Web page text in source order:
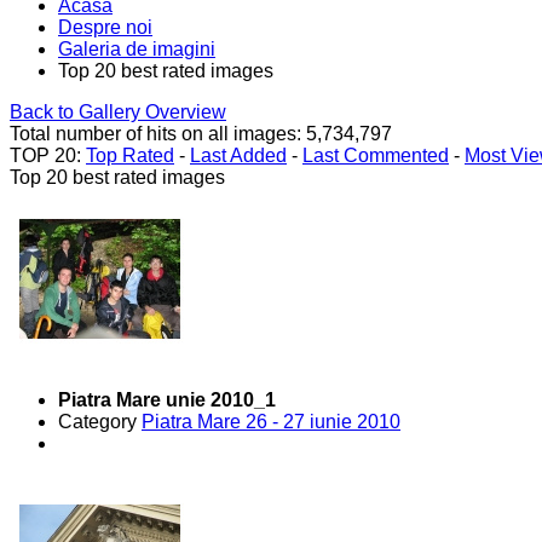
Acasa
Despre noi
Galeria de imagini
Top 20 best rated images
Back to Gallery Overview
Total number of hits on all images: 5,734,797
TOP 20: Top Rated - Last Added - Last Commented - Most
Top 20 best rated images
Piatra Mare unie 2010_1
Category Piatra Mare 26 - 27 iunie 2010